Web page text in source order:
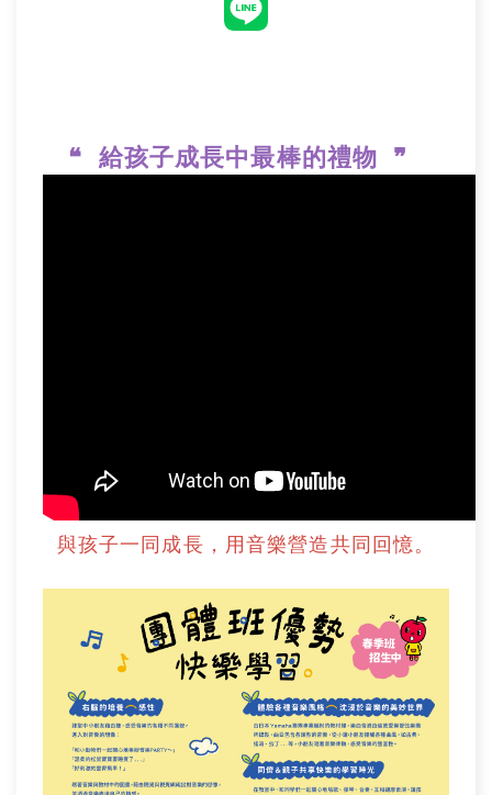
❝ 給孩子成長中最棒的禮物 ❞
與孩子一同成長，用音樂營造共同回憶。